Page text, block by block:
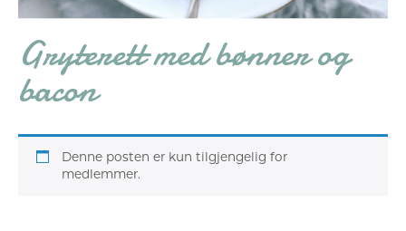
Gryterett med bønner og
bacon
Denne posten er kun tilgjengelig for
medlemmer.